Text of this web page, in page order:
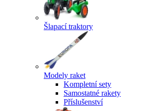
Šlapací traktory
Modely raket
Kompletní sety
Samostatné rakety
Příslušenství